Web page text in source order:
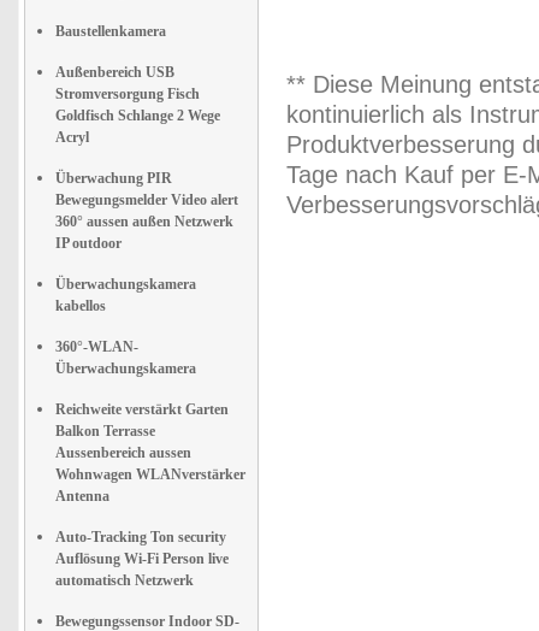
Baustellenkamera
Außenbereich USB
Stromversorgung Fisch
Goldfisch Schlange 2 Wege
Acryl
Überwachung PIR
Bewegungsmelder Video alert
360° aussen außen Netzwerk
IP outdoor
Überwachungskamera
kabellos
360°-WLAN-
Überwachungskamera
Reichweite verstärkt Garten
Balkon Terrasse
Aussenbereich aussen
Wohnwagen WLANverstärker
Antenna
Auto-Tracking Ton security
Auflösung Wi-Fi Person live
automatisch Netzwerk
Bewegungssensor Indoor SD-
** Diese Meinung
kontinuierlich als
Produktverbesserung
Tage nach Kauf per E-